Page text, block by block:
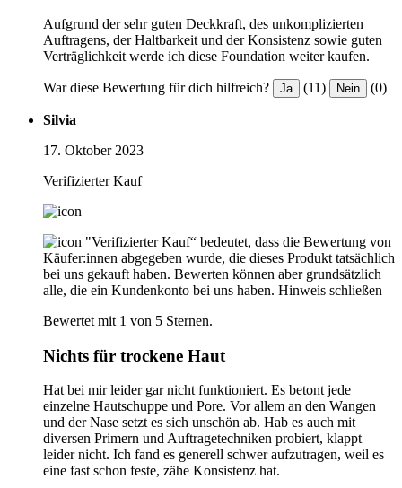
Aufgrund der sehr guten Deckkraft, des unkomplizierten
Auftragens, der Haltbarkeit und der Konsistenz sowie guten
Verträglichkeit werde ich diese Foundation weiter kaufen.
War diese Bewertung für dich hilfreich? Ja (11) Nein (0)
Silvia
17. Oktober 2023
Verifizierter Kauf
"Verifizierter Kauf“ bedeutet, dass die Bewertung von
Käufer:innen abgegeben wurde, die dieses Produkt tatsächlich
bei uns gekauft haben. Bewerten können aber grundsätzlich
alle, die ein Kundenkonto bei uns haben. Hinweis schließen
Bewertet mit 1 von 5 Sternen.
Nichts für trockene Haut
Hat bei mir leider gar nicht funktioniert. Es betont jede
einzelne Hautschuppe und Pore. Vor allem an den Wangen
und der Nase setzt es sich unschön ab. Hab es auch mit
diversen Primern und Auftragetechniken probiert, klappt
leider nicht. Ich fand es generell schwer aufzutragen, weil es
eine fast schon feste, zähe Konsistenz hat.